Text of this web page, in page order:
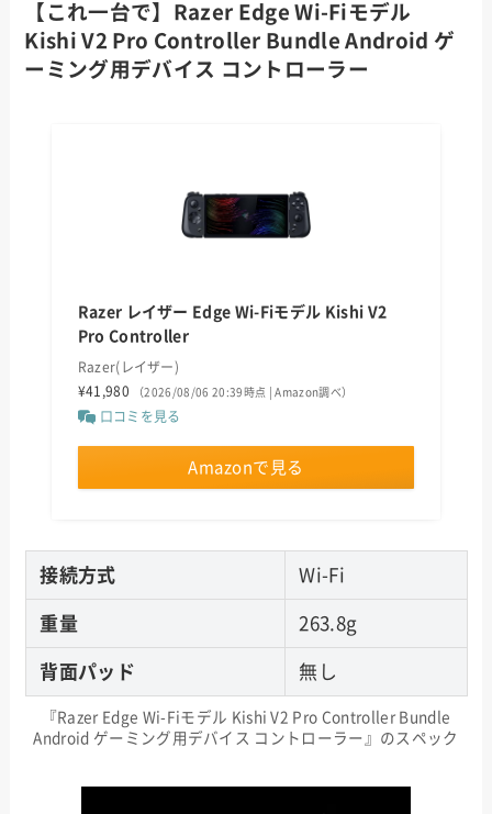
【これ一台で】Razer Edge Wi-Fiモデル
Kishi V2 Pro Controller Bundle Android ゲ
ーミング用デバイス コントローラー
Razer レイザー Edge Wi-Fiモデル Kishi V2
Pro Controller
Razer(レイザー)
¥41,980
（2026/08/06 20:39時点 | Amazon調べ）
口コミを見る
Amazonで見る
接続方式 Wi-Fi
重量 263.8g
背面パッド 無し
『Razer Edge Wi-Fiモデル Kishi V2 Pro Controller Bundle
Android ゲーミング用デバイス コントローラー』のスペック